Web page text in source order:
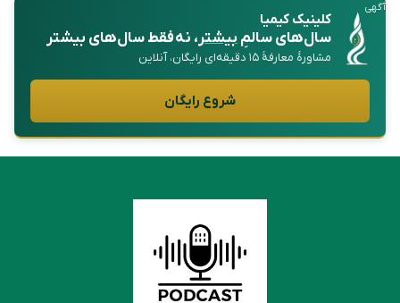
آگهی
کلینیک کیمیا
سال‌های سالمِبیشتر، نه فقط سال‌های بیشتر
مشاورهٔ معارفهٔ ۱۵ دقیقه‌ای رایگان، آنلاین
شروع رایگان